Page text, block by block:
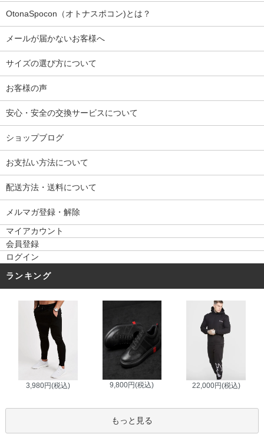
OtonaSpocon（オトナスポコン)とは？
メールが届かないお客様へ
サイズの選び方について
お客様の声
安心・安全の交換サービスについて
ショップブログ
お支払い方法について
配送方法・送料について
メルマガ登録・解除
マイアカウント
会員登録
ログイン
ランキング
3,980円(税込) 9,800円(税込) 22,000円(税込)
もっと見る